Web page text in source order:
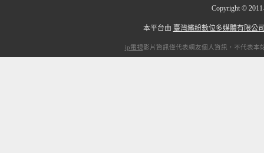
Copyright ©
本平台由 臺灣繽紛數位多媒體有限公
ip電視影片資訊僅代表網友個人資訊，不代表本